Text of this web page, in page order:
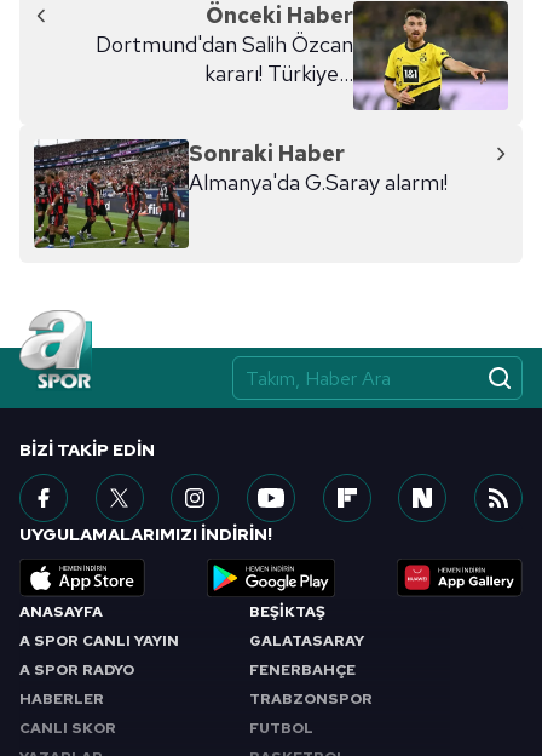
Önceki Haber
Dortmund'dan Salih Özcan
kararı! Türkiye...
Sonraki Haber
Almanya'da G.Saray alarmı!
ANASAYFA
A SPOR CANLI YAYIN
A SPOR RADYO
HABERLER
CANLI SKOR
BEŞİKTAŞ
GALATASARAY
FENERBAHÇE
TRABZONSPOR
FUTBOL
BIZI TAKIP EDIN
UYGULAMALARIMIZI İNDİRİN!